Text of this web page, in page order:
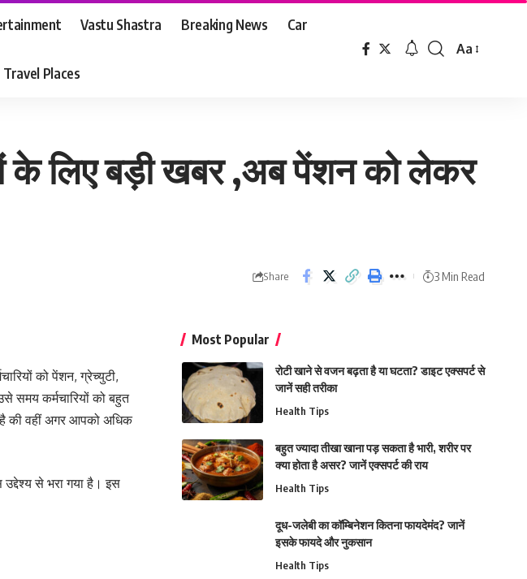
Vastu Shastra Breaking News Car
Travel Places
Font
Aa
के लिए बड़ी खबर ,अब पेंशन को लेकर
Share 3 Min Read
को पेंशन, ग्रेच्युटी,
समय कर्मचारियों को बहुत
है की वहीं अगर आपको अधिक
उद्देश्य से भरा गया है। इस
Most Popular
रोटी खाने से वजन बढ़ता है या घटता? डाइट एक्सपर्ट से
जानें सही तरीका
Health Tips
बहुत ज्यादा तीखा खाना पड़ सकता है भारी, शरीर पर
क्या होता है असर? जानें एक्सपर्ट की राय
Health Tips
दूध-जलेबी का कॉम्बिनेशन कितना फायदेमंद? जानें
इसके फायदे और नुकसान
Health Tips